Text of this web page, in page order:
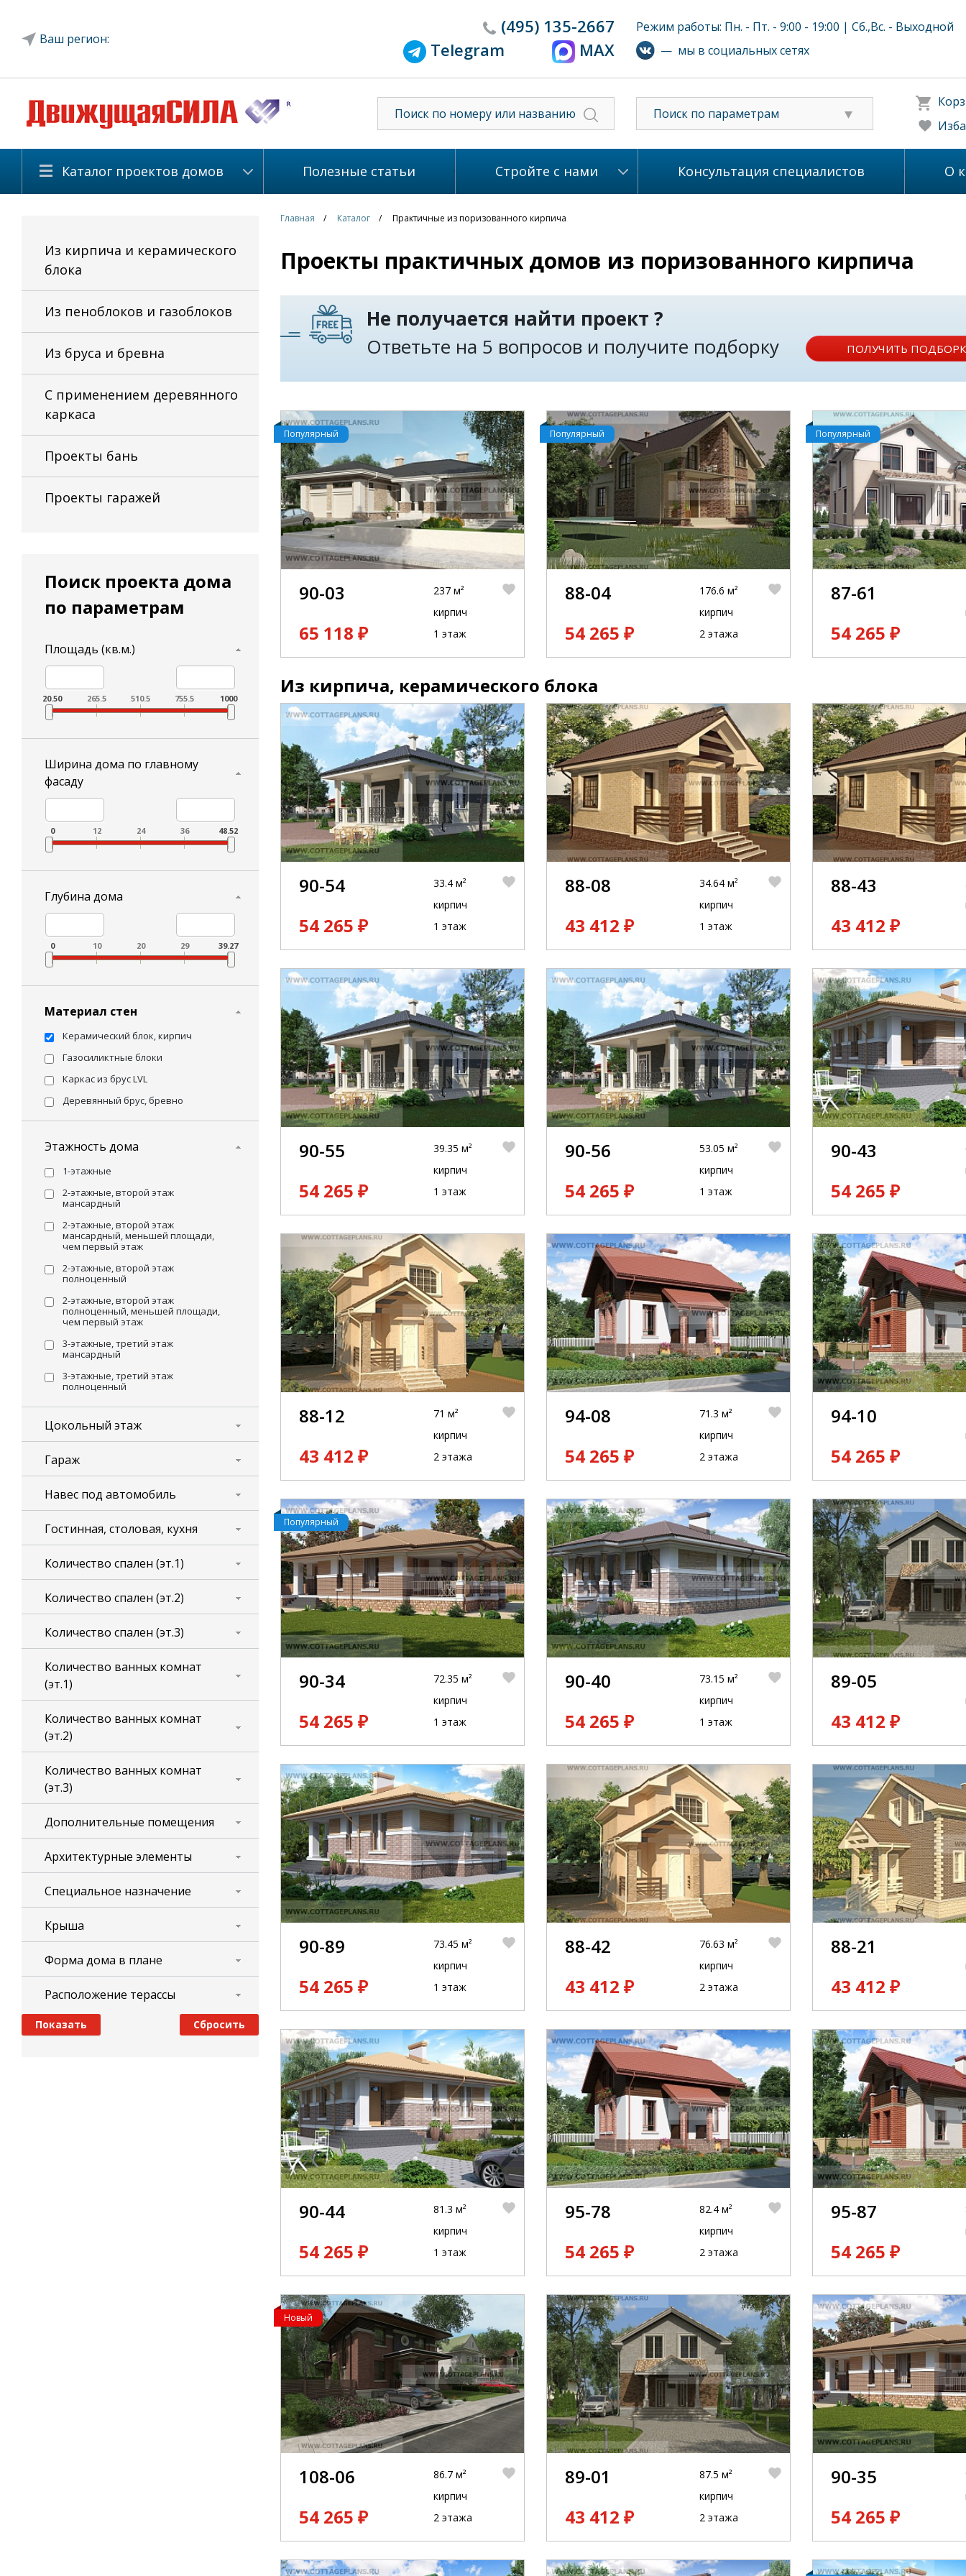
Ваш регион:
(495) 135-2667
Telegram
MAX
Режим работы: Пн. - Пт. - 9:00 - 19:00 | Сб.,Вс. - Выходной
— мы в социальных сетях
Поиск по параметрам
Каталог проектов домов Полезные статьи Стройте с нами Консультация специалистов О
Из кирпича и керамического
блока
Из пеноблоков и газоблоков
Из бруса и бревна
С применением деревянного
каркаса
Проекты бань
Проекты гаражей
Поиск проекта дома
по параметрам
Площадь (кв.м.)
20.50 265.5 510.5 755.5 1000
Ширина дома по главному
фасаду
0 12 24 36 48.52
Глубина дома
0 10 20 29 39.27
Материал стен
Керамический блок, кирпич
Газосиликтные блоки
Каркас из брус LVL
Деревянный брус, бревно
Этажность дома
1-этажные
2-этажные, второй этаж
мансардный
2-этажные, второй этаж
мансардный, меньшей площади,
чем первый этаж
2-этажные, второй этаж
полноценный
2-этажные, второй этаж
полноценный, меньшей площади,
чем первый этаж
3-этажные, третий этаж
мансардный
3-этажные, третий этаж
полноценный
Цокольный этаж
Гараж
Навес под автомобиль
Гостинная, столовая, кухня
Количество спален (эт.1)
Количество спален (эт.2)
Количество спален (эт.3)
Количество ванных комнат
(эт.1)
Количество ванных комнат
(эт.2)
Количество ванных комнат
(эт.3)
Дополнительные помещения
Архитектурные элементы
Специальное назначение
Крыша
Форма дома в плане
Расположение терассы
Главная Каталог Практичные из поризованного кирпича
Проекты практичных домов из поризованного кирпича
Не получается найти проект ?
Ответьте на 5 вопросов и получите подборку
ПОЛУЧИТЬ
Популярный
90-03
65 118 ₽
237 м²
кирпич
1 этаж
Популярный
88-04
54 265 ₽
176.6 м²
кирпич
2 этажа
Популярный
87-61
54 265 ₽
Из кирпича, керамического блока
90-54
54 265 ₽
33.4 м²
кирпич
1 этаж
88-08
43 412 ₽
34.64 м²
кирпич
1 этаж
88-43
43 412 ₽
90-55
54 265 ₽
39.35 м²
кирпич
1 этаж
90-56
54 265 ₽
53.05 м²
кирпич
1 этаж
90-43
54 265 ₽
88-12
43 412 ₽
71 м²
кирпич
2 этажа
94-08
54 265 ₽
71.3 м²
кирпич
2 этажа
94-10
54 265 ₽
Популярный
90-34
54 265 ₽
72.35 м²
кирпич
1 этаж
90-40
54 265 ₽
73.15 м²
кирпич
1 этаж
89-05
43 412 ₽
90-89
54 265 ₽
73.45 м²
кирпич
1 этаж
88-42
43 412 ₽
76.63 м²
кирпич
2 этажа
88-21
43 412 ₽
90-44
54 265 ₽
81.3 м²
кирпич
1 этаж
95-78
54 265 ₽
82.4 м²
кирпич
2 этажа
95-87
54 265 ₽
Новый
108-06
54 265 ₽
86.7 м²
кирпич
2 этажа
89-01
43 412 ₽
87.5 м²
кирпич
2 этажа
90-35
54 265 ₽